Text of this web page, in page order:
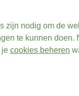
zijn nodig om de
te kunnen doen.
je cookies beheren